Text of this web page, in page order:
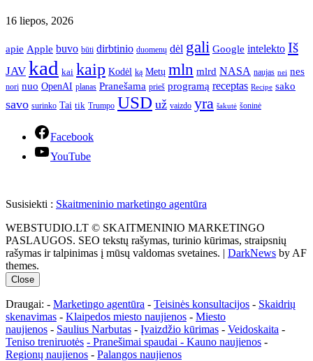
16 liepos, 2026
apie Apple buvo būti dirbtinio duomenų dėl gali Google intelekto Iš
JAV kad kai kaip Kodėl ką Metų mln mlrd NASA naujas nei nes
nori nuo OpenAI planas Pranešama prieš programą receptas Recipe sako
savo surinko Tai tik Trumpo USD už vaizdo yra šakutė šoninė
Facebook
YouTube
Susisiekti : Skaitmeninio marketingo agentūra
WEBSTUDIO.LT © SKAITMENINIO MARKETINGO
PASLAUGOS. SEO tekstų rašymas, turinio kūrimas, straipsnių
rašymas ir talpinimas į mūsų valdomas svetaines. | DarkNews by AF
themes.
Close
Draugai: - Marketingo agentūra - Teisinės konsultacijos - Skaidrių
skenavimas - Klaipedos miesto naujienos - Miesto
naujienos - Saulius Narbutas - Įvaizdžio kūrimas - Veidoskaita -
Teniso treniruotės - Pranešimai spaudai - Kauno naujienos -
Regionų naujienos - Palangos naujienos